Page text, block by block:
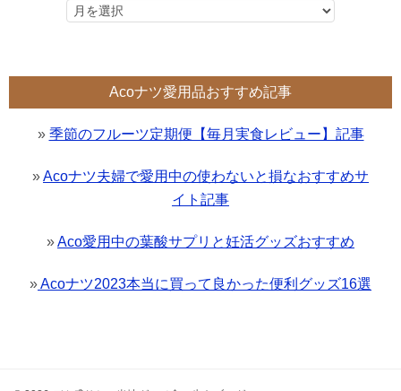
Acoナツ愛用品おすすめ記事
» 季節のフルーツ定期便【毎月実食レビュー】記事
»Acoナツ夫婦で愛用中の使わないと損なおすすめサ
イト記事
»Aco愛用中の葉酸サプリと妊活グッズおすすめ
»Acoナツ2023本当に買って良かった便利グッズ16選